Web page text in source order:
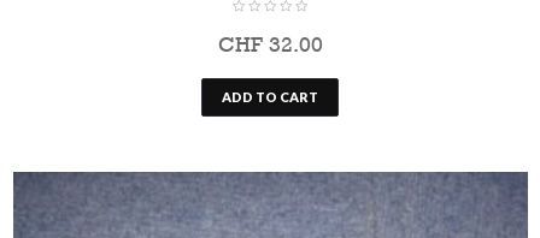
CHF32.00
ADD TO CART